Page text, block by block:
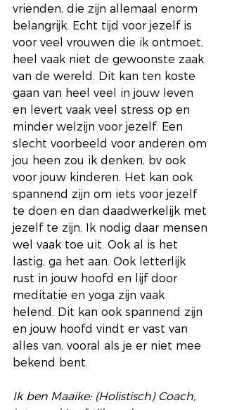
vrienden, die zijn allemaal enorm
belangrijk. Echt tijd voor jezelf is
voor veel vrouwen die ik ontmoet,
heel vaak niet de gewoonste zaak
van de wereld. Dit kan ten koste
gaan van heel veel in jouw leven
en levert vaak veel stress op en
minder welzijn voor jezelf. Een
slecht voorbeeld voor anderen om
jou heen zou ik denken, bv ook
voor jouw kinderen. Het kan ook
spannend zijn om iets voor jezelf
te doen en dan daadwerkelijk met
jezelf te zijn. Ik nodig daar mensen
wel vaak toe uit. Ook al is het
lastig, ga het aan. Ook letterlijk
rust in jouw hoofd en lijf door
meditatie en yoga zijn vaak
helend. Dit kan ook spannend zijn
en jouw hoofd vindt er vast van
alles van, vooral als je er niet mee
bekend bent.
Ik ben Maaike: (Holistisch) Coach,